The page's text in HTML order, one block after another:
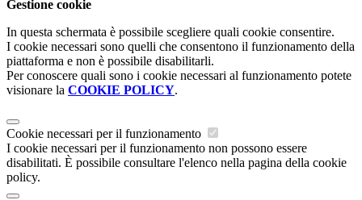
Gestione cookie
In questa schermata è possibile scegliere quali cookie consentire.
I cookie necessari sono quelli che consentono il funzionamento della
piattaforma e non è possibile disabilitarli.
Per conoscere quali sono i cookie necessari al funzionamento potete
visionare la COOKIE POLICY.
Cookie necessari per il funzionamento
I cookie necessari per il funzionamento non possono essere
disabilitati. È possibile consultare l'elenco nella pagina della cookie
policy.